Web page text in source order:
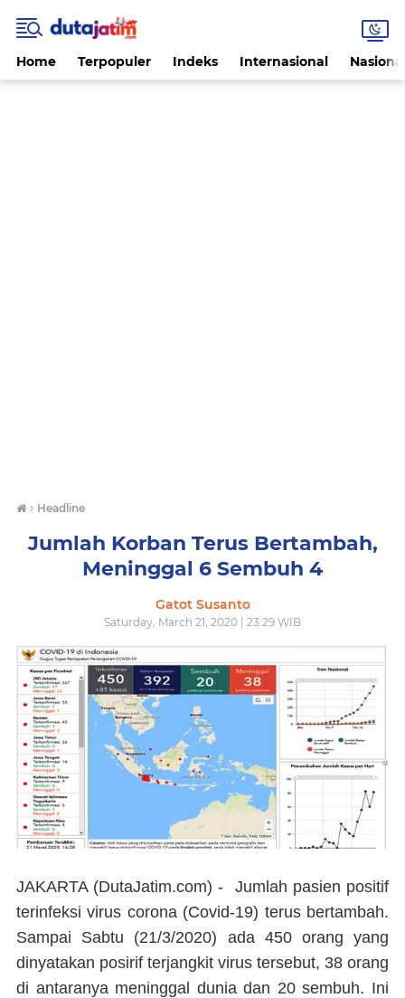
Home Terpopuler Indeks Internasional
› Headline
Jumlah Korban Terus Bertambah,
Meninggal 6 Sembuh 4
Gatot Susanto
Saturday, March 21, 2020 | 23:29 WIB
JAKARTA (DutaJatim.com) -
Jumlah pasien positif
terinfeksi virus corona (Covid-19) terus bertambah.
Sampai Sabtu (21/3/2020) ada 450 orang yang
dinyatakan posirif terjangkit virus tersebut, 38 orang
di antaranya meninggal dunia dan 20 sembuh. Ini